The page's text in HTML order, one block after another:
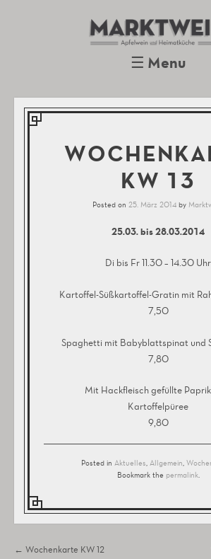
Apfelwein und Heimatküche
☰ Menu
KW 13
Posted on 25. März 2014 by
25.03. bis 28.03.2014
Di bis Fr 11.30 – 14.30 Uhr
Kartoffel-Süßkartoffel-Gratin mit
7,50
Spaghetti mit Babyblattspinat und
7,80
Mit Hackfleisch gefüllte
Kartoffelpüree
9,80
Posted in Aktuelles, Allgemein,
Bookmark the permalink.
← Wochenkarte KW 12